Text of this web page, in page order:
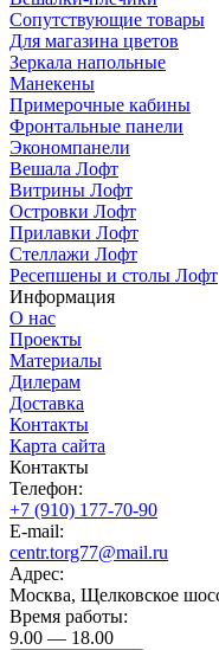
Сопутствующие товары
Для магазина цветов
Зеркала напольные
Манекены
Примерочные кабины
Фронтальные панели
Экономпанели
Вешала Лофт
Витрины Лофт
Островки Лофт
Прилавки Лофт
Стеллажи Лофт
Ресепшены и столы Лофт
Информация
О нас
Проекты
Материалы
Дилерам
Доставка
Контакты
Карта сайта
Контакты
Телефон:
+7 (910) 177-70-90
E-mail:
centr.torg77@mail.ru
Адрес:
Москва, Щелковское
Время работы:
9.00 — 18.00